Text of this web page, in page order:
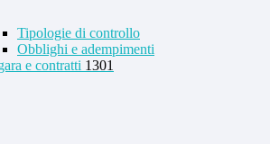
Tipologie di controllo
Obblighi e adempimenti
e contratti 1301